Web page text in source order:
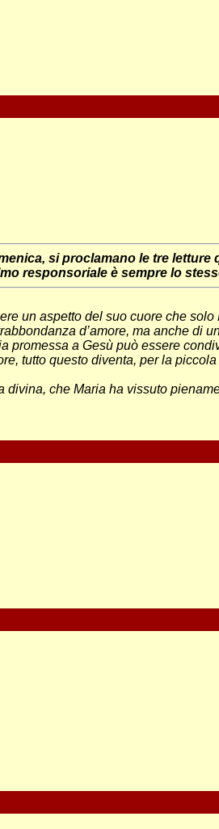
si proclamano le tre
responsoriale è sempre lo
un aspetto del suo cuore che
d’amore, ma anche
promessa a Gesù può essere
tutto questo diventa, per la
che Maria ha vissuto